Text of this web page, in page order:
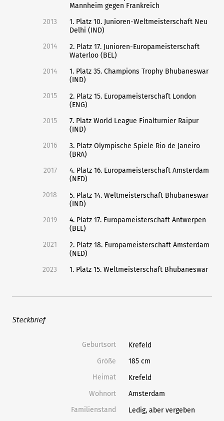
Mannheim gegen Frankreich
2013
1. Platz 10. Junioren-Weltmeisterschaft Neu
Delhi (IND)
2014
2. Platz 17. Junioren-Europameisterschaft
Waterloo (BEL)
2014
1. Platz 35. Champions Trophy Bhubaneswar
(IND)
2015
2. Platz 15. Europameisterschaft London
(ENG)
2015
7. Platz World League Finalturnier Raipur
(IND)
2016
3. Platz Olympische Spiele Rio de Janeiro
(BRA)
2017
4. Platz 16. Europameisterschaft Amsterdam
(NED)
2018
5. Platz 14. Weltmeisterschaft Bhubaneswar
(IND)
2019
4. Platz 17. Europameisterschaft Antwerpen
(BEL)
2021
2. Platz 18. Europameisterschaft Amsterdam
(NED)
2023
1. Platz 15. Weltmeisterschaft Bhubaneswar
Steckbrief
Geburtsort
Krefeld
Größe
185 cm
Heimat
Krefeld
Wohnort
Amsterdam
Familienstand
Ledig, aber vergeben